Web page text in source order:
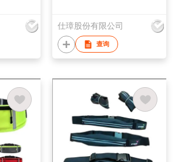
仕璋股份有限公司
查询